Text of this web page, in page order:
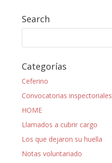
Search
Categorías
Ceferino
Convocatorias inspectoriales
HOME
Llamados a cubrir cargo
Los que dejaron su huella
Notas voluntariado